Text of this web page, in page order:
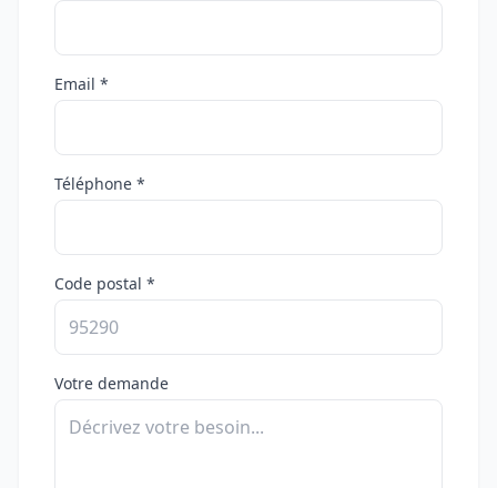
Email *
Téléphone *
Code postal *
Votre demande